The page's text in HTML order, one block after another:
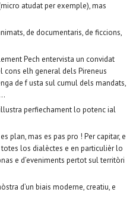
atudat per exemple), mas
de documentaris, de ficcions,
Pech entervista un convidat
cons elh general dels Pireneus
de f usta sul cumul dels mandats,
perfiechament lo potenc ial
plan, mas es pas pro ! Per capitar, e
los dialèctes e en particulièr lo
e d’eveniments pertot sul territòri
d’un biais moderne, creatiu, e